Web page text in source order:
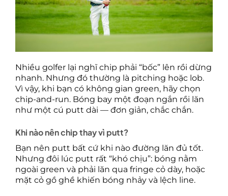
Nhiều golfer lại nghĩ chip phải “bốc” lên rồi dừng
nhanh. Nhưng đó thường là pitching hoặc lob.
Vì vậy, khi bạn có không gian green, hãy chọn
chip-and-run. Bóng bay một đoạn ngắn rồi lăn
như một cú putt dài — đơn giản, chắc chắn.
Khi nào nên chip thay vì putt?
Bạn nên putt bất cứ khi nào đường lăn đủ tốt.
Nhưng đôi lúc putt rất “khó chịu”: bóng nằm
ngoài green và phải lăn qua fringe cỏ dày, hoặc
mặt cỏ gồ ghề khiến bóng nhảy và lệch line.